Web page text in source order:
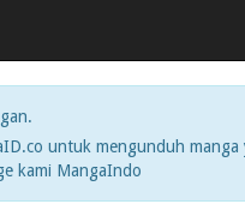
untuk mengunduh
kami MangaIndo